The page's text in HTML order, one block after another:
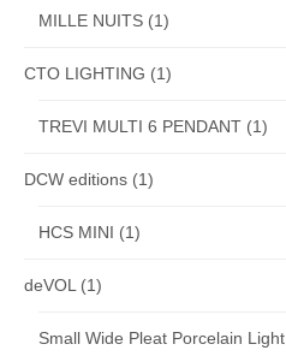
MILLE NUITS (1)
CTO LIGHTING (1)
TREVI MULTI 6 PENDANT (1)
DCW editions (1)
HCS MINI (1)
deVOL (1)
Small Wide Pleat Porcelain Light